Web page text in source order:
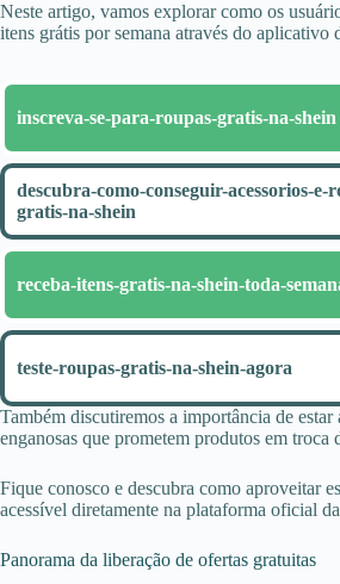
Neste artigo, vamos explorar como os
itens grátis por semana através do aplicativo
inscreva-se-para-roupas-gratis-na-shein
descubra-como-conseguir-acessorios-e-
gratis-na-shein
receba-itens-gratis-na-shein-toda-
teste-roupas-gratis-na-shein-agora
Também discutiremos a importância de estar
enganosas que prometem produtos em troca
Fique conosco e descubra como aproveitar
acessível diretamente na plataforma oficial
Panorama da liberação de ofertas gratuitas